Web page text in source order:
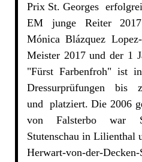
Prix St. Georges
EM junge Reiter
Mónica Blázquez
Meister 2017 und der 1
"Fürst Farbenfroh" ist
Dressurprüfungen
und platziert. Die 2006
von Falsterbo war
Stutenschau in Lilienthal
Herwart-von-der-